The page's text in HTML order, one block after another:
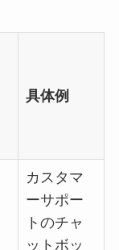
具体例
カスタマ
ーサポー
トのチャ
ットボッ